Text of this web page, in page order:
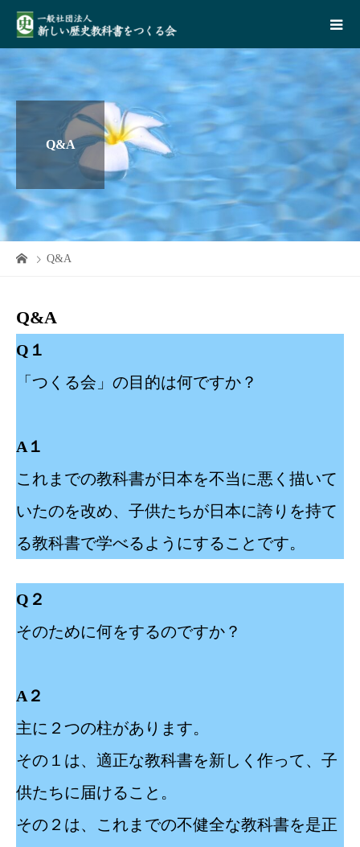
Q&A
Q&A
Q&A
Q１
「つくる会」の目的は何ですか？
A１
これまでの教科書が日本を不当に悪く描いて
いたのを改め、子供たちが日本に誇りを持て
る教科書で学べるようにすることです。
Q２
そのために何をするのですか？
A２
主に２つの柱があります。
その１は、適正な教科書を新しく作って、子
供たちに届けること。
その２は、これまでの不健全な教科書を是正